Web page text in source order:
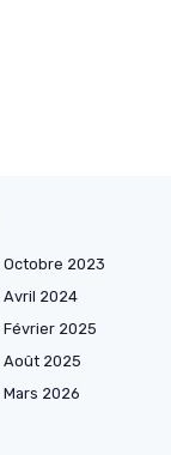
Octobre 2023
Avril 2024
Février 2025
Août 2025
Mars 2026